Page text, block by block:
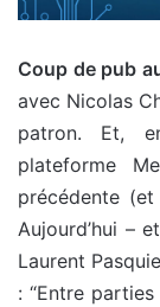
Coup de pub
avec Nicolas
patron. Et,
plateforme
précédente
Aujourd’hui –
Laurent
: “Entre